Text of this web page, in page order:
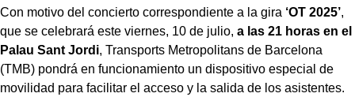
Con motivo del concierto correspondiente a la gira ‘OT 2025’,
que se celebrará este viernes, 10 de julio, a las 21 horas en el
Palau Sant Jordi, Transports Metropolitans de Barcelona
(TMB) pondrá en funcionamiento un dispositivo especial de
movilidad para facilitar el acceso y la salida de los asistentes.